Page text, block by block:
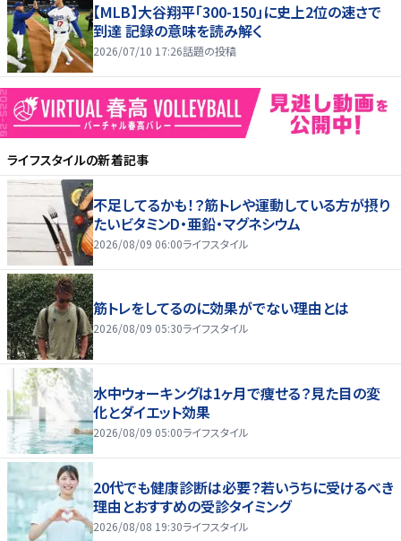
【MLB】大谷翔平「300-150」に史上2位の速さで
到達 記録の意味を読み解く
2026/07/10 17:26話題の投稿
ライフスタイルの新着記事
不足してるかも！？筋トレや運動している方が摂り
たいビタミンD・亜鉛・マグネシウム
2026/08/09 06:00ライフスタイル
筋トレをしてるのに効果がでない理由とは
2026/08/09 05:30ライフスタイル
水中ウォーキングは1ヶ月で痩せる？見た目の変
化とダイエット効果
2026/08/09 05:00ライフスタイル
20代でも健康診断は必要？若いうちに受けるべき
理由とおすすめの受診タイミング
2026/08/08 19:30ライフスタイル